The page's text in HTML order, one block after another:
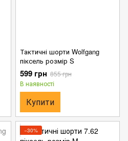
Тактичні шорти Wolfgang
піксель розмір S
599 грн 855 грн
В наявності
Купити
−30%